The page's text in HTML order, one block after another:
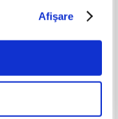
Afişare